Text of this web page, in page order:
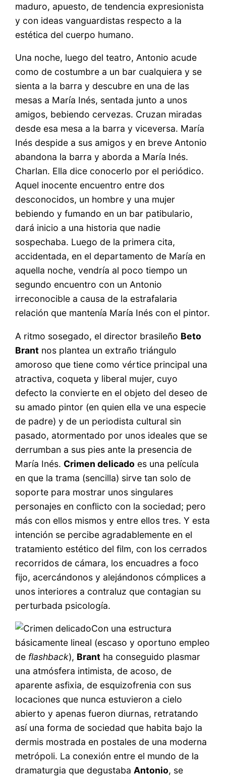
maduro, apuesto, de tendencia expresionista
y con ideas vanguardistas respecto a la
estética del cuerpo humano.
Una noche, luego del teatro, Antonio acude
como de costumbre a un bar cualquiera y se
sienta a la barra y descubre en una de las
mesas a María Inés, sentada junto a unos
amigos, bebiendo cervezas. Cruzan miradas
desde esa mesa a la barra y viceversa. María
Inés despide a sus amigos y en breve Antonio
abandona la barra y aborda a María Inés.
Charlan. Ella dice conocerlo por el periódico.
Aquel inocente encuentro entre dos
desconocidos, un hombre y una mujer
bebiendo y fumando en un bar patibulario,
dará inicio a una historia que nadie
sospechaba. Luego de la primera cita,
accidentada, en el departamento de María en
aquella noche, vendría al poco tiempo un
segundo encuentro con un Antonio
irreconocible a causa de la estrafalaria
relación que mantenía María Inés con el pintor.
A ritmo sosegado, el director brasileño Beto
Brant nos plantea un extraño triángulo
amoroso que tiene como vértice principal una
atractiva, coqueta y liberal mujer, cuyo
defecto la convierte en el objeto del deseo de
su amado pintor (en quien ella ve una especie
de padre) y de un periodista cultural sin
pasado, atormentado por unos ideales que se
derrumban a sus pies ante la presencia de
María Inés. Crimen delicado es una película
en que la trama (sencilla) sirve tan solo de
soporte para mostrar unos singulares
personajes en conflicto con la sociedad; pero
más con ellos mismos y entre ellos tres. Y esta
intención se percibe agradablemente en el
tratamiento estético del film, con los cerrados
recorridos de cámara, los encuadres a foco
fijo, acercándonos y alejándonos cómplices a
unos interiores a contraluz que contagian su
perturbada psicología.
Con una estructura
básicamente lineal (escaso y oportuno empleo
de flashback), Brant ha conseguido plasmar
una atmósfera intimista, de acoso, de
aparente asfixia, de esquizofrenia con sus
locaciones que nunca estuvieron a cielo
abierto y apenas fueron diurnas, retratando
así una forma de sociedad que habita bajo la
dermis mostrada en postales de una moderna
metrópoli. La conexión entre el mundo de la
dramaturgia que degustabaAntonio, se